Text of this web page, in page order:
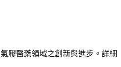
膠醫藥領域之創新與進步。詳細